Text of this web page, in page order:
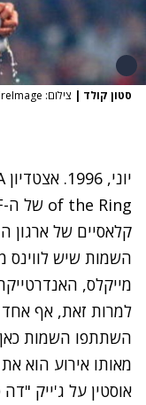
סטון קולד | צילום: George Pimentel/WireImage
קלאסיים של ארגון
השמות שיש לווינס
מייקלס,
למרות זאת, אף
השתתפו השמות
מאותו אירוע הוא
אוסטין על ג'ייק